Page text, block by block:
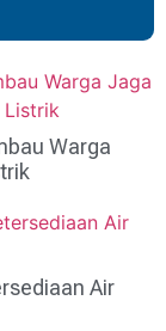
Warga
Air